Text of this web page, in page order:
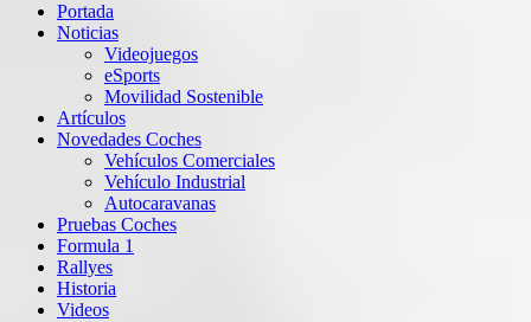
Portada
Noticias
Videojuegos
eSports
Movilidad Sostenible
Artículos
Novedades Coches
Vehículos Comerciales
Vehículo Industrial
Autocaravanas
Pruebas Coches
Formula 1
Rallyes
Historia
Videos